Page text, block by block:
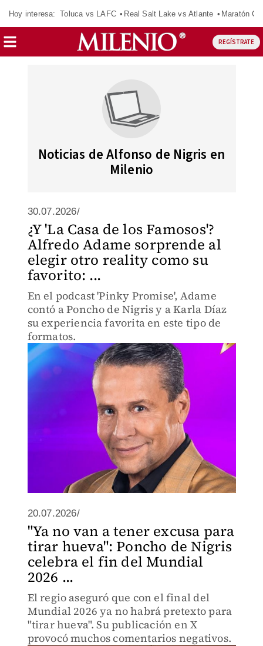
Hoy interesa: Toluca vs LAFC Real Salt Lake vs Atlante Maratón
REGÍSTRATE
Noticias de Alfonso de Nigris en
Milenio
30.07.2026/
¿Y 'La Casa de los Famosos'?
Alfredo Adame sorprende al
elegir otro reality como su
favorito: ...
En el podcast 'Pinky Promise', Adame
contó a Poncho de Nigris y a Karla Díaz
su experiencia favorita en este tipo de
formatos.
20.07.2026/
"Ya no van a tener excusa para
tirar hueva": Poncho de Nigris
celebra el fin del Mundial
2026 ...
El regio aseguró que con el final del
Mundial 2026 ya no habrá pretexto para
"tirar hueva". Su publicación en X
provocó muchos comentarios negativos.